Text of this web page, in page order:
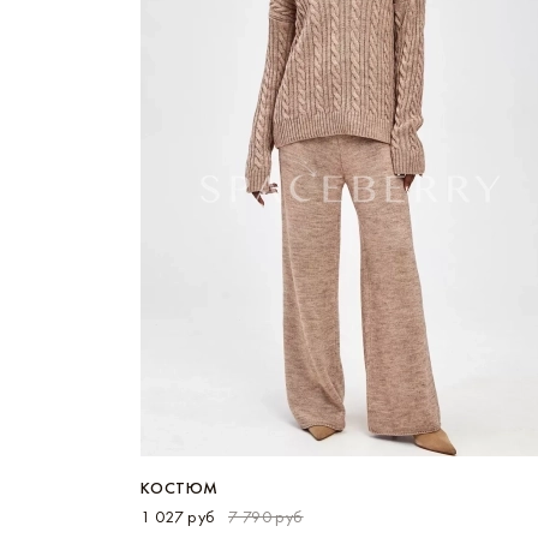
КОСТЮМ
1 027 руб
7 790 руб